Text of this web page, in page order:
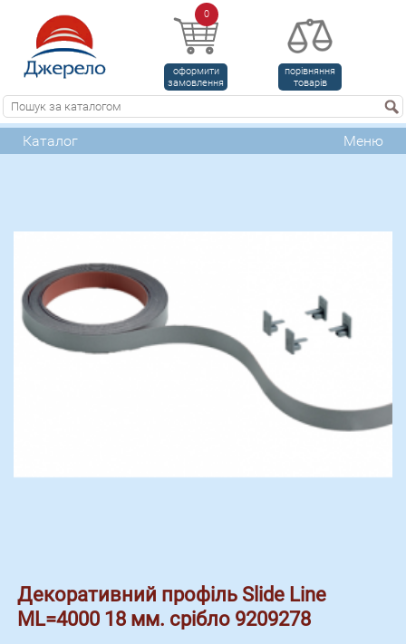
0
оформити
замовлення
порівняння
товарів
Каталог Меню
Декоративний профіль Slide Line
ML=4000 18 мм. срібло 9209278